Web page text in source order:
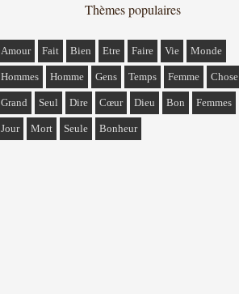
Thèmes populaires
Amour Fait Bien Etre Faire Vie Monde
Hommes Homme Gens Temps Femme Chose
Grand Seul Dire Cœur Dieu Bon Femmes
Jour Mort Seule Bonheur